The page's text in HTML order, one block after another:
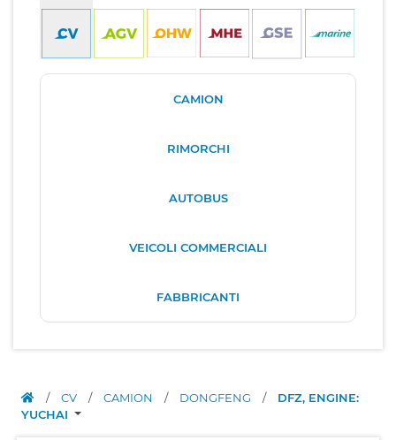
CAMION
RIMORCHI
AUTOBUS
VEICOLI COMMERCIALI
FABBRICANTI
/ CV / CAMION / DONGFENG /
DFZ, ENGINE:
YUCHAI